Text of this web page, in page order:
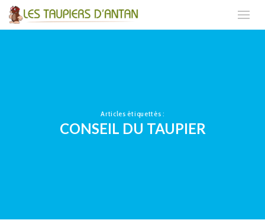
Articles étiquettés :
CONSEIL DU TAUPIER